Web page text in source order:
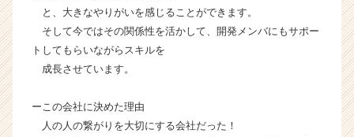
ア
（C
h
e
C
a
と、大きなやりがいを感じることができます。
そして今ではその関係性を活かして、開発メンバにもサポー
トしてもらいながらスキルを
成長させています。
ーこの会社に決めた理由
人の人の繋がりを大切にする会社だった！